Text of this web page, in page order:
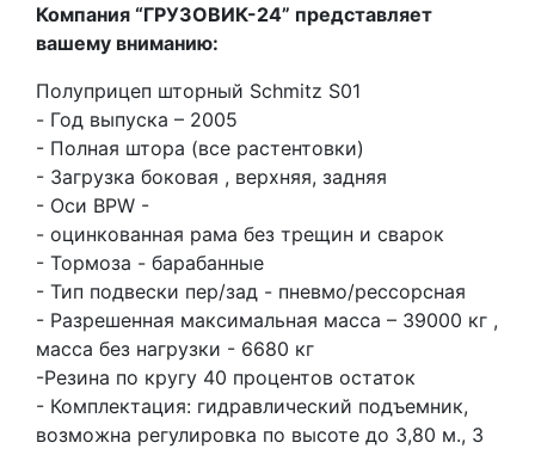
Компания “ГРУЗОВИК-24” представляет
вашему вниманию:
Полуприцеп шторный Schmitz S01
- Год выпуска – 2005
- Полная штора (все растентовки)
- Загрузка боковая , верхняя, задняя
- Оси BPW -
- оцинкованная рама без трещин и сварок
- Тормоза - барабанные
- Тип подвески пер/зад - пневмо/рессорсная
- Разрешенная максимальная масса – 39000 кг ,
масса без нагрузки - 6680 кг
-Резина по кругу 40 процентов остаток
- Комплектация: гидравлический подъемник,
возможна регулировка по высоте до 3,80 м., 3